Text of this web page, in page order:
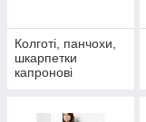
Колготі, панчохи,
шкарпетки
капронові